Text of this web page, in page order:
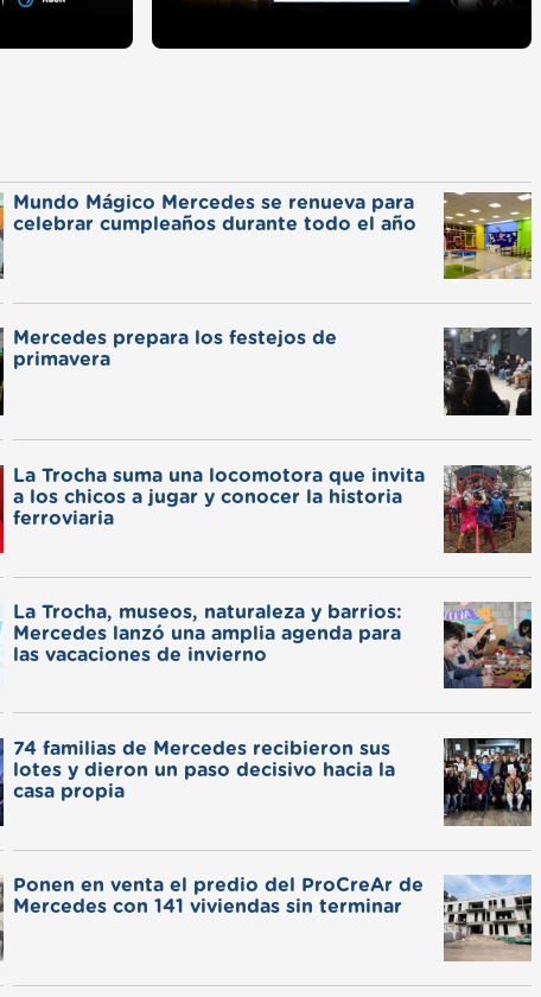
Mundo Mágico Mercedes se renueva para
celebrar cumpleaños durante todo el año
Mercedes prepara los festejos de
primavera
La Trocha suma una locomotora que invita
a los chicos a jugar y conocer la historia
ferroviaria
La Trocha, museos, naturaleza y barrios:
Mercedes lanzó una amplia agenda para
las vacaciones de invierno
74 familias de Mercedes recibieron sus
lotes y dieron un paso decisivo hacia la
casa propia
Ponen en venta el predio del ProCreAr de
Mercedes con 141 viviendas sin terminar